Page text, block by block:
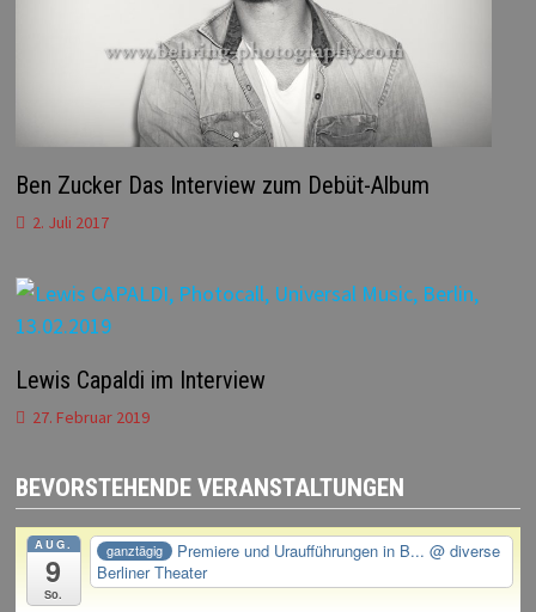
Ben Zucker Das Interview zum Debüt-Album
2. Juli 2017
Lewis Capaldi im Interview
27. Februar 2019
BEVORSTEHENDE VERANSTALTUNGEN
AUG.
9
So.
ganztägig Premiere und Uraufführungen in B... @ diverse
Berliner Theater